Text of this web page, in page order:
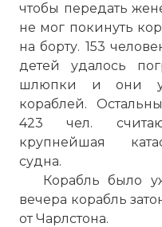
чтобы передать
не мог покинуть
на борту. 153
детей удалось
шлюпки и они
кораблей.
423 чел.
крупнейшая
судна.
Корабль было
вечера корабль
от Чарлстона.